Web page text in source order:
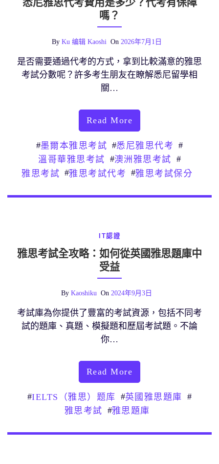
嗎？
By Ku 编辑 Kaoshi On 2026年7月1日
是否需要通過代考的方式，拿到比較滿意的雅思
考試分數呢？許多考生朋友在瞭解悉尼留學相
關…
Read More
#墨爾本雅思考試 #悉尼雅思代考
#
溫哥華雅思考試 #澳洲雅思考試 #
雅思考試 #雅思考試代考 #雅思考試保分
IT認證
雅思考試全攻略：如何從英國雅思題庫中
受益
By Kaoshiku On 2024年9月3日
考試庫為你提供了豐富的考試資源，包括不同考
試的題庫、真題、模擬題和歷屆考試題。不論
你…
Read More
#IELTS（雅思）题库 #英國雅思題庫 #
雅思考試 #雅思題庫